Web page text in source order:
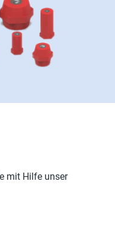
mit Hilfe unser